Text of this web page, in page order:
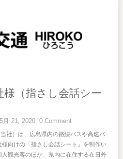
様（指さし会話シー
月 21, 2020 0 Comment
社）は、広島県内の路線バスや高速バ
向けの「指さし会話シート」を制作い
観光客のほか、県内に在住する在日外